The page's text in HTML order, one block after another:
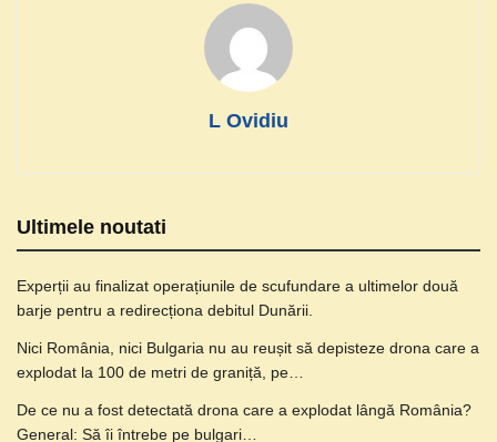
L Ovidiu
Ultimele noutati
Experții au finalizat operațiunile de scufundare a ultimelor două
barje pentru a redirecționa debitul Dunării.
Nici România, nici Bulgaria nu au reușit să depisteze drona care a
explodat la 100 de metri de graniță, pe…
De ce nu a fost detectată drona care a explodat lângă România?
General: Să îi întrebe pe bulgari…